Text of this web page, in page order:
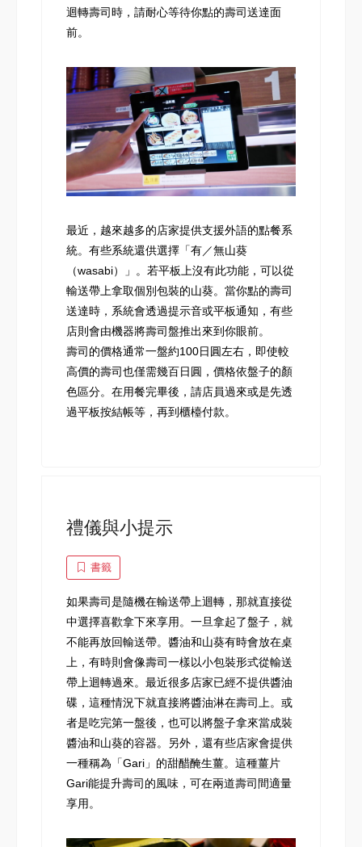
迴轉壽司時，請耐心等待你點的壽司送達面
前。
最近，越來越多的店家提供支援外語的點餐系
統。有些系統還供選擇「有／無山葵
（wasabi）」。若平板上沒有此功能，可以從
輸送帶上拿取個別包裝的山葵。當你點的壽司
送達時，系統會透過提示音或平板通知，有些
店則會由機器將壽司盤推出來到你眼前。
壽司的價格通常一盤約100日圓左右，即使較
高價的壽司也僅需幾百日圓，價格依盤子的顏
色區分。在用餐完畢後，請店員過來或是先透
過平板按結帳等，再到櫃檯付款。
禮儀與小提示
書籤
如果壽司是隨機在輸送帶上迴轉，那就直接從
中選擇喜歡拿下來享用。一旦拿起了盤子，就
不能再放回輸送帶。醬油和山葵有時會放在桌
上，有時則會像壽司一樣以小包裝形式從輸送
帶上迴轉過來。最近很多店家已經不提供醬油
碟，這種情況下就直接將醬油淋在壽司上。或
者是吃完第一盤後，也可以將盤子拿來當成裝
醬油和山葵的容器。另外，還有些店家會提供
一種稱為「Gari」的甜醋醃生薑。這種薑片
Gari能提升壽司的風味，可在兩道壽司間適量
享用。